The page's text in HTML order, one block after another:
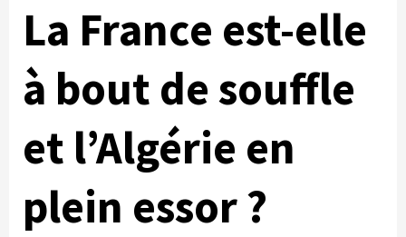
La France est-elle
à bout de souffle
et l’Algérie en
plein essor ?